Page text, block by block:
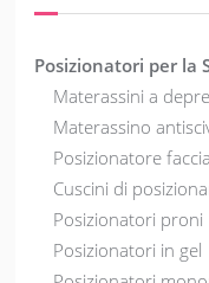
Posizionatori per la
Materassini a
Materassino
Posizionatore
Cuscini di
Posizionatori proni
Posizionatori in gel